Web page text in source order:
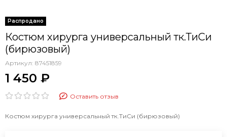
Костюм хирурга универсальный тк.ТиСи
(бирюзовый)
Артикул: 87451859
1 450 ₽
Оставить отзыв
Костюм хирурга универсальный тк.ТиСи (бирюзовый)